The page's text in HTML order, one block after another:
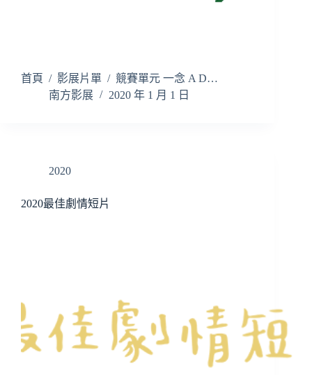
首頁 / 影展片單 / 競賽單元 一念 A D…
南方影展
2020 年 1 月 1 日
2020
2020最佳劇情短片